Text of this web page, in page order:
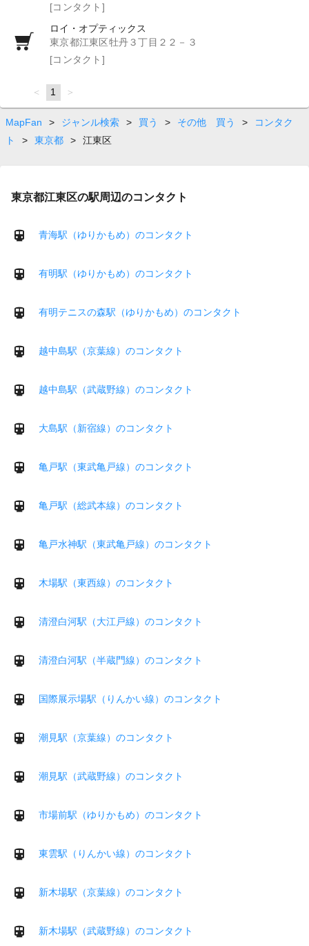
[コンタクト]
ロイ・オプティックス
東京都江東区牡丹３丁目２２－３
[コンタクト]
page
You're
on
page
1 page
MapFan > ジャンル検索 > 買う > その他 買う >
コンタク
ト
> 東京都 > 江東区
東京都江東区の駅周辺のコンタクト
青海駅（ゆりかもめ）のコンタクト
有明駅（ゆりかもめ）のコンタクト
有明テニスの森駅（ゆりかもめ）のコンタクト
越中島駅（京葉線）のコンタクト
越中島駅（武蔵野線）のコンタクト
大島駅（新宿線）のコンタクト
亀戸駅（東武亀戸線）のコンタクト
亀戸駅（総武本線）のコンタクト
亀戸水神駅（東武亀戸線）のコンタクト
木場駅（東西線）のコンタクト
清澄白河駅（大江戸線）のコンタクト
清澄白河駅（半蔵門線）のコンタクト
国際展示場駅（りんかい線）のコンタクト
潮見駅（京葉線）のコンタクト
潮見駅（武蔵野線）のコンタクト
市場前駅（ゆりかもめ）のコンタクト
東雲駅（りんかい線）のコンタクト
新木場駅（京葉線）のコンタクト
新木場駅（武蔵野線）のコンタクト